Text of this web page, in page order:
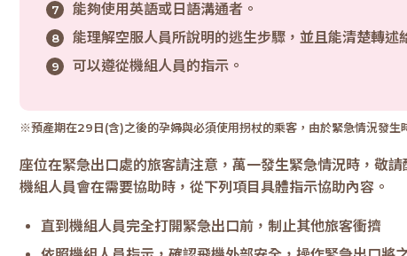
能夠使用英語或日語溝通者。
能理解空服人員所說明的逃生步驟，並且能清楚轉述
可以遵從機組人員的指示。
※預產期在29日(含)之後的孕婦與必須使用拐杖的乘客，由於緊急情況發生
座位在緊急出口處的旅客請注意，萬一發生緊急情況時，敬
機組人員會在需要協助時，從下列項目具體指示協助內容。
直到機組人員完全打開緊急出口前，制止其他旅客衝擠